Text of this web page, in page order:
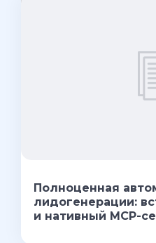
Полноценная
лидогенерации:
и нативный MCP-